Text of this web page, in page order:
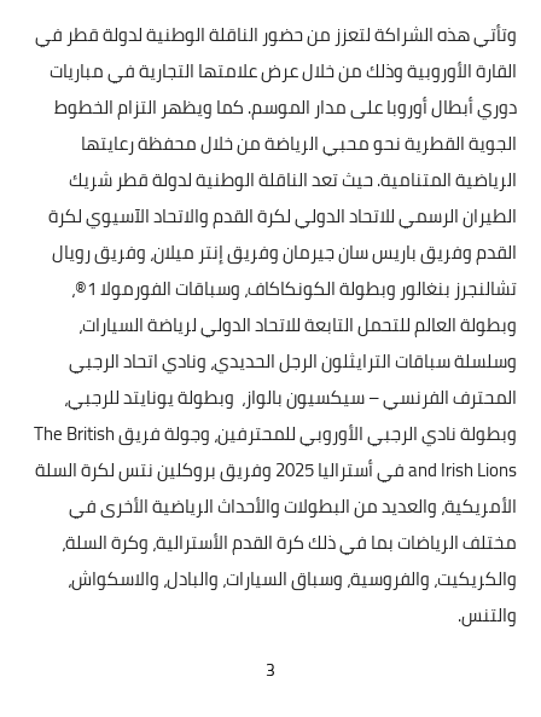
وتأتي هذه الشراكة لتعزز من حضور الناقلة الوطنية لدولة قطر في
القارة الأوروبية وذلك من خلال عرض علامتها التجارية في مباريات
دوري أبطال أوروبا على مدار الموسم. كما ويظهر التزام الخطوط
الجوية القطرية نحو محبي الرياضة من خلال محفظة رعايتها
الرياضية المتنامية. حيث تعد الناقلة الوطنية لدولة قطر شريك
الطيران الرسمي للاتحاد الدولي لكرة القدم والاتحاد الآسيوي لكرة
القدم وفريق باريس سان جيرمان وفريق إنتر ميلان، وفريق رويال
تشالنجرز بنغالور وبطولة الكونكاكاف، وسباقات الفورمولا 1®،
وبطولة العالم للتحمل التابعة للاتحاد الدولي لرياضة السيارات،
وسلسلة سباقات الترايثلون الرجل الحديدي، ونادي اتحاد الرجبي
المحترف الفرنسي – سيكسيون بالواز، وبطولة يونايتد للرجبي،
وبطولة نادي الرجبي الأوروبي للمحترفين، وجولة فريق The British
and Irish Lions في أستراليا 2025 وفريق بروكلين نتس لكرة السلة
الأمريكية، والعديد من البطولات والأحداث الرياضية الأخرى في
مختلف الرياضات بما في ذلك كرة القدم الأسترالية، وكرة السلة،
والكريكيت، والفروسية، وسباق السيارات، والبادل، والاسكواش،
والتنس.
3